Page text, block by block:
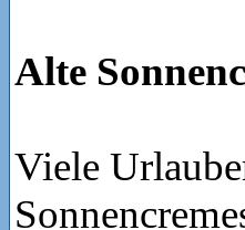
Alte
Viele